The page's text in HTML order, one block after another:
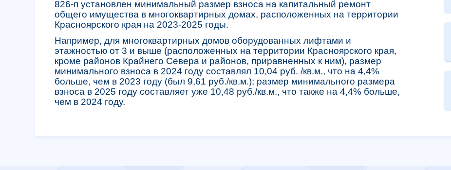
826-п установлен минимальный размер взноса на капитальный ремонт
общего имущества в многоквартирных домах, расположенных на территории
Красноярского края на 2023-2025 годы.
Например, для многоквартирных домов оборудованных лифтами и
этажностью от 3 и выше (расположенных на территории Красноярского края,
кроме районов Крайнего Севера и районов, приравненных к ним), размер
минимального взноса в 2024 году составлял 10,04 руб. /кв.м., что на 4,4%
больше, чем в 2023 году (был 9,61 руб./кв.м.); размер минимального размера
взноса в 2025 году составляет уже 10,48 руб./кв.м., что также на 4,4% больше,
чем в 2024 году.